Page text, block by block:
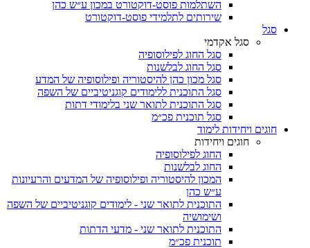
השתלמות פוסט-דוקטורט במכון ע״ש כהן
שירותים לתלמידי פוסט-דוקטורט
סגל
סגל אקדמי
סגל החוג לפילוסופיה
סגל החוג לבלשנות
סגל מכון כהן להיסטוריה ופילוסופיה של המדע
סגל התוכנית ללימודים קוגניטיביים של השפה
סגל התוכנית לתואר שני בלימודי דתות
סגל תוכנית פכ״מ
חוגים ויחידות לימוד
חוגים ויחידות
החוג לפילוסופיה
החוג לבלשנות
המכון להיסטוריה ופילוסופיה של המדעים והרעיונות
ע״ש כהן
התוכנית לתואר שני - לימודים קוגניטיביים של השפה
ושימושיה
התוכנית לתואר שני - מדעי הדתות
תוכנית פכ״מ